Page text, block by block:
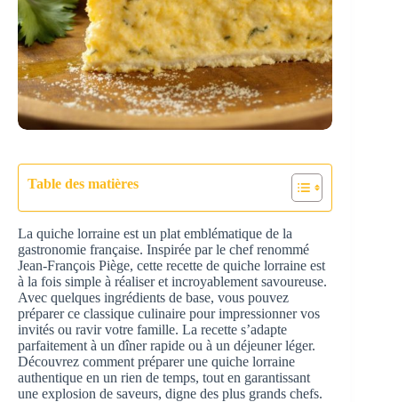
Table des matières
La quiche lorraine est un plat emblématique de la
gastronomie française. Inspirée par le chef renommé
Jean-François Piège, cette recette de quiche lorraine est
à la fois simple à réaliser et incroyablement savoureuse.
Avec quelques ingrédients de base, vous pouvez
préparer ce classique culinaire pour impressionner vos
invités ou ravir votre famille. La recette s’adapte
parfaitement à un dîner rapide ou à un déjeuner léger.
Découvrez comment préparer une quiche lorraine
authentique en un rien de temps, tout en garantissant
une explosion de saveurs, digne des plus grands chefs.